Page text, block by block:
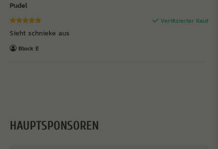
Pudel
Verifizierter Kauf
Sieht schnieke aus
Block E
HAUPTSPONSOREN